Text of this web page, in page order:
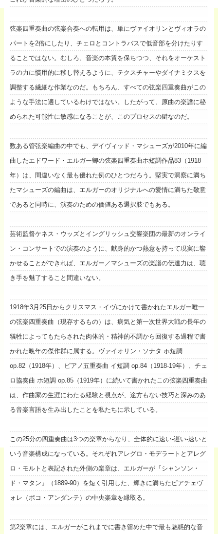
弦楽四重奏曲の弦楽合奏への転用は、単にヴァイオリンとヴィオラの
パートを2倍にしたり、チェロとコントラバスで低音部を分けたりす
ることではない。むしろ、音楽の本質を保ちつつ、それをオーケスト
ラの力に慣用的に移し替えるように、テクスチャーやダイナミクスを
調整する繊細な作業なのだ。もちろん、すべての弦楽四重奏曲がこの
ような手法に適しているわけではない。したがって、原曲の楽譜に秘
められた可能性に敏感になることが、このプロセスの鍵なのだ。
数ある管弦楽編曲の中でも、デイヴィッド・マシューズが2010年に編
曲したエドワード・エルガー卿の弦楽四重奏曲ホ短調作品83（1918
年）は、間違いなく最も優れた例のひとつだろう。堅実で洞察に満ち
たマシューズの編曲は、エルガーのオリジナルへの愛情に満ちた敬意
であると同時に、演奏のための価値ある選択肢でもある。
芸術監督ケネス・ウッズとイングリッシュ交響楽団の最新のオンライ
ン・コンサートでの演奏のように、献身的かつ熱意を持って現実に響
かせることができれば、エルガー／マシューズの楽譜の伝達力は、聴
き手を魅了すること間違いない。
1918年3月25日からクリスマス・イヴにかけて書かれたエルガー唯一
の弦楽四重奏曲（現存するもの）は、病気と第一次世界大戦の長年の
犠牲によってもたらされた肉体的・精神的不調から回復する過程で書
かれた晩年の傑作群に属する。ヴァイオリン・ソナタ ホ短調
op.82（1918年）、ピアノ五重奏曲 イ短調 op.84（1918-19年）、チェ
ロ協奏曲 ホ短調 op.85（1919年）に続いて書かれたこの弦楽四重奏曲
は、作曲家の生涯にわたる経験と視点が、途方もない技巧と深みのあ
る音楽言語を生み出したことを私たちに示している。
この25分の四重奏曲は3つの楽章からなり、全体的に速い-遅い-速いと
いう音楽構成になっている。それぞれアレグロ・モデラートとアレグ
ロ・モルトと表記された外側の楽章は、エルガーが『シャンソン・
ド・マタン』（1889-90）を短く引用した、輝きに満ちたピアチェヴ
ォレ（ポコ・アンダンテ）の中央楽章を縁取る。
第2楽章には、エルガーがこれまでに書き留めた中で最も魅惑的な音